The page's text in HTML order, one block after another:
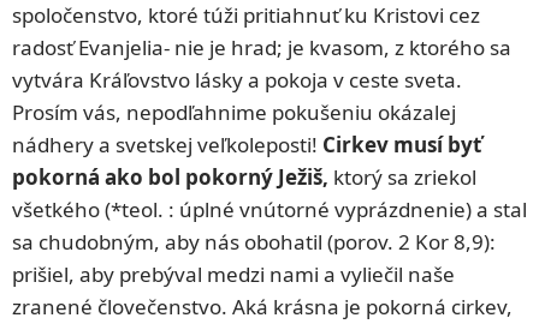
spoločenstvo, ktoré túži pritiahnuť ku Kristovi cez
radosť Evanjelia- nie je hrad; je kvasom, z ktorého sa
vytvára Kráľovstvo lásky a pokoja v ceste sveta.
Prosím vás, nepodľahnime pokušeniu okázalej
nádhery a svetskej veľkoleposti! Cirkev musí byť
pokorná ako bol pokorný Ježiš, ktorý sa zriekol
všetkého (*teol. : úplné vnútorné vyprázdnenie) a stal
sa chudobným, aby nás obohatil (porov. 2 Kor 8,9):
prišiel, aby prebýval medzi nami a vyliečil naše
zranené človečenstvo. Aká krásna je pokorná cirkev,